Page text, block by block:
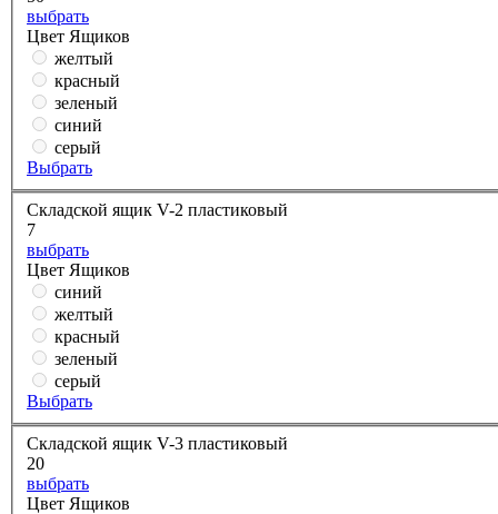
выбрать
Цвет Ящиков
желтый
красный
зеленый
синий
серый
Выбрать
Складской ящик V-2 пластиковый
7
выбрать
Цвет Ящиков
синий
желтый
красный
зеленый
серый
Выбрать
Складской ящик V-3 пластиковый
20
выбрать
Цвет Ящиков